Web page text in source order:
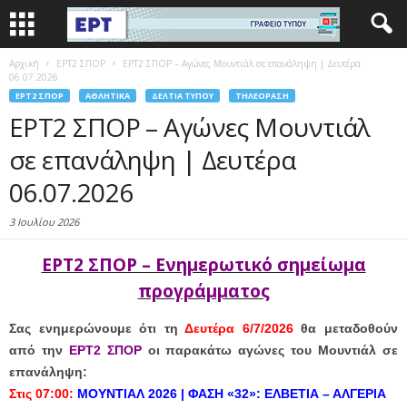
Αρχική EΡΤ2 ΣΠΟΡ
ΕΡΤ2 ΣΠΟΡ – Αγώνες Μουντιάλ σε επανάληψη | Δευτέρα
06.07.2026
EΡΤ2 ΣΠΟΡ ΑΘΛΗΤΙΚΆ ΔΕΛΤΊΑ ΤΎΠΟΥ ΤΗΛΕΌΡΑΣΗ
ΕΡΤ2 ΣΠΟΡ – Αγώνες Μουντιάλ
σε επανάληψη | Δευτέρα
06.07.2026
3 Ιουλίου 2026
ΕΡΤ2 ΣΠΟΡ – Ενημερωτικό σημείωμα
προγράμματος
Σας ενημερώνουμε ότι τηΔευτέρα 6/7/2026θα μεταδοθούν
από την ΕΡΤ2 ΣΠΟΡ οι παρακάτω αγώνες του Μουντιάλ σε
επανάληψη:
Στις 07:00: ΜΟΥΝΤΙΑΛ 2026 | ΦΑΣΗ «32»: ΕΛΒΕΤΙΑ – ΑΛΓΕΡΙΑ